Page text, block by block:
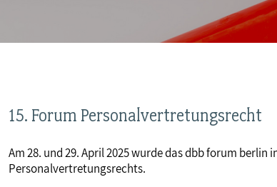
15. Forum Personalvertretungsrecht
Am 28. und 29. April 2025 wurde das dbb forum
Personalvertretungsrechts.